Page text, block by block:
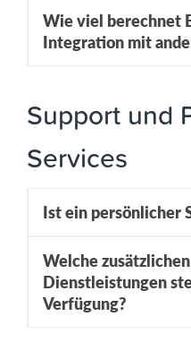
Wie viel berechnet
Integration mit
Support und
Services
Ist ein persönlicher
Welche
Dienstleistungen
Verfügung?